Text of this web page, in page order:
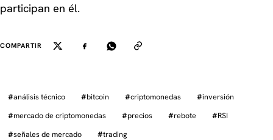
participan en él.
COMPARTIR
#análisis técnico #bitcoin #criptomonedas #inversión
#mercado de criptomonedas #precios #rebote #RSI
#señales de mercado #trading